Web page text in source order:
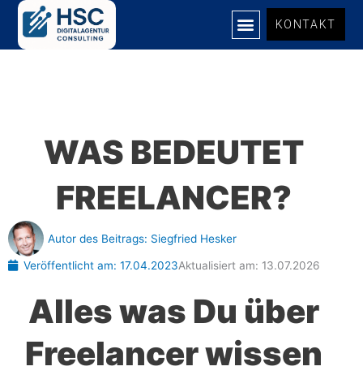
Zum
springen
KONTAKT
WAS BEDEUTET
FREELANCER?
Autor des Beitrags: Siegfried Hesker
Veröffentlicht am: 17.04.2023Aktualisiert am: 13.07.2026
Alles was Du über
Freelancer wissen